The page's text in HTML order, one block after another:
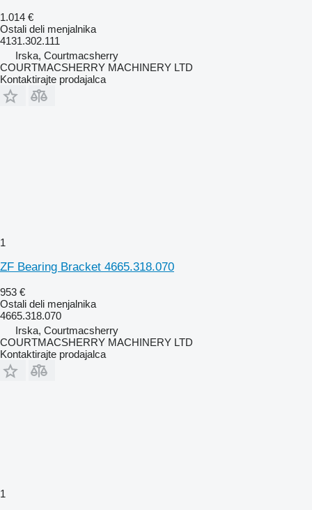
1.014 €
Ostali deli menjalnika
4131.302.111
Irska, Courtmacsherry
COURTMACSHERRY MACHINERY LTD
Kontaktirajte prodajalca
1
ZF Bearing Bracket 4665.318.070
953 €
Ostali deli menjalnika
4665.318.070
Irska, Courtmacsherry
COURTMACSHERRY MACHINERY LTD
Kontaktirajte prodajalca
1